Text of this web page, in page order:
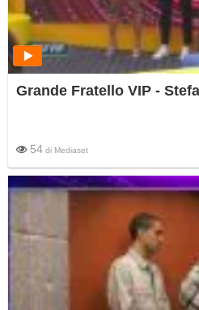
Grande Fratello VIP -
54 di Mediaset